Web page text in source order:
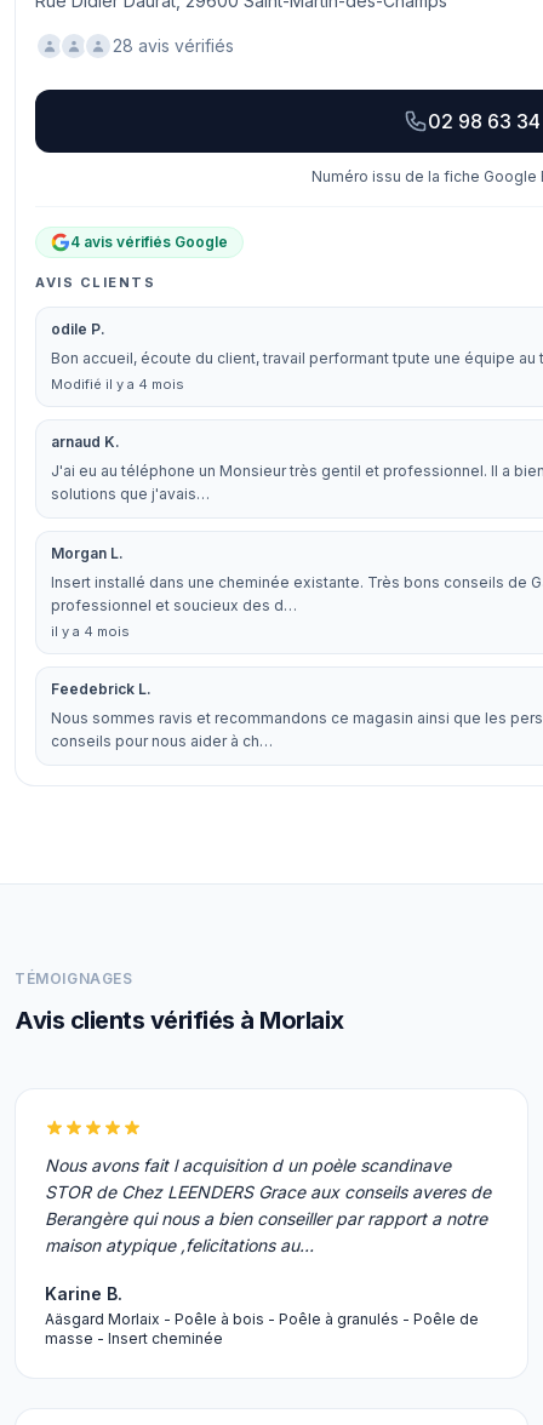
28 avis vérifiés
02 98 63
Numéro issu de la fiche Google
4 avis vérifiés Google
AVIS CLIENTS
odile P.
Bon accueil, écoute du client, travail performant tpute une équipe au
Modifié il y a 4 mois
arnaud K.
J'ai eu au téléphone un Monsieur très gentil et professionnel. Il a
solutions que j'avais…
Morgan L.
Insert installé dans une cheminée existante. Très bons conseils de
professionnel et soucieux des d…
il y a 4 mois
Feedebrick L.
Nous sommes ravis et recommandons ce magasin ainsi que les
conseils pour nous aider à ch…
TÉMOIGNAGES
Avis clients vérifiés à Morlaix
Nous avons fait l acquisition d un poèle scandinave
STOR de Chez LEENDERS Grace aux conseils averes de
Berangère qui nous a bien conseiller par rapport a notre
maison atypique ,felicitations au…
Karine B.
Aäsgard Morlaix - Poêle à bois - Poêle à granulés - Poêle de
masse - Insert cheminée